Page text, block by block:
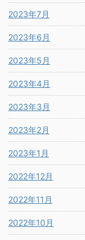
2023年7月
2023年6月
2023年5月
2023年4月
2023年3月
2023年2月
2023年1月
2022年12月
2022年11月
2022年10月